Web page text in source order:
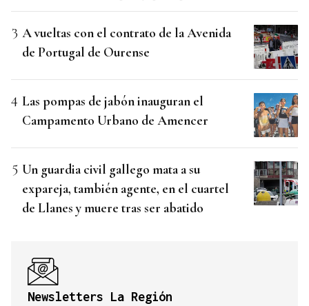
A vueltas con el contrato de la Avenida
de Portugal de Ourense
Las pompas de jabón inauguran el
Campamento Urbano de Amencer
Un guardia civil gallego mata a su
expareja, también agente, en el cuartel
de Llanes y muere tras ser abatido
Newsletters La Región